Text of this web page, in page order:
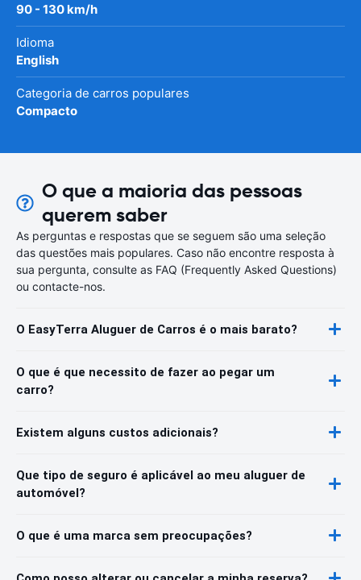
90 - 130 km/h
Idioma
English
Categoria de carros populares
Compacto
O que a maioria das pessoas
querem saber
As perguntas e respostas que se seguem são uma seleção
das questões mais populares. Caso não encontre resposta à
sua pergunta, consulte as FAQ (Frequently Asked Questions)
ou contacte-nos.
O EasyTerra Aluguer de Carros é o mais barato?
O que é que necessito de fazer ao pegar um
carro?
Existem alguns custos adicionais?
Que tipo de seguro é aplicável ao meu aluguer de
automóvel?
O que é uma marca sem preocupações?